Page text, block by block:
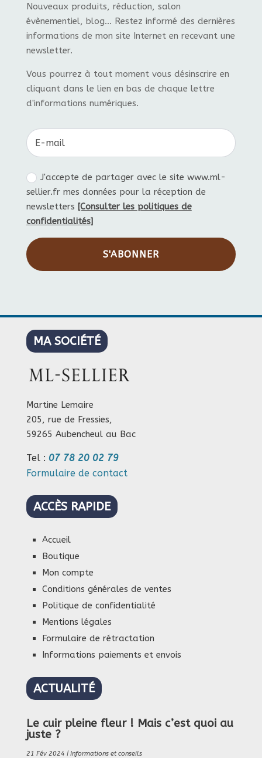
Nouveaux produits, réduction, salon
évènementiel, blog... Restez informé des dernières
informations de mon site Internet en recevant une
newsletter.
Vous pourrez à tout moment vous désinscrire en
cliquant dans le lien en bas de chaque lettre
d'informations numériques.
J'accepte de partager avec le site www.ml-
sellier.fr mes données pour la réception de
newsletters [Consulter les politiques de
confidentialités]
S'ABONNER
MA SOCIÉTÉ
Martine Lemaire
205, rue de Fressies,
59265 Aubencheul au Bac
Tel : 07 78 20 02 79
Formulaire de contact
ACCÈS RAPIDE
Accueil
Boutique
Mon compte
Conditions générales de ventes
Politique de confidentialité
Mentions légales
Formulaire de rétractation
Informations paiements et envois
ACTUALITÉ
Le cuir pleine fleur ! Mais c’est quoi au
juste ?
21 Fév 2024 | Informations et conseils